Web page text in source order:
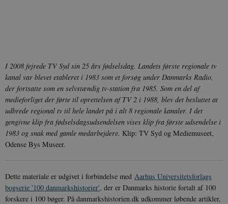
I 2008 fejrede TV Syd sin 25 års fødselsdag. Landets første regionale tv
kanal var blevet etableret i 1983 som et forsøg under Danmarks Radio,
der fortsatte som en selvstændig tv-station fra 1985. Som en del af
medieforliget der førte til oprettelsen af TV 2 i 1988, blev det besluttet at
udbrede regional tv til hele landet på i alt 8 regionale kanaler. I det
gengivne klip fra fødselsdagsudsendelsen vises klip fra første udsendelse i
1983 og snak med gamle medarbejdere. Klip: TV Syd og Mediemuseet,
Odense Bys Museer.
Dette materiale er udgivet i forbindelse med Aarhus Universitetsforlags
bogserie '100 danmarkshistorier', der er Danmarks historie fortalt af 100
forskere i 100 bøger. På danmarkshistorien.dk udkommer løbende artikler,